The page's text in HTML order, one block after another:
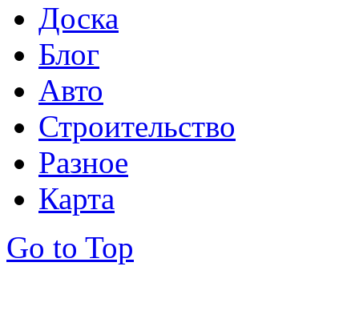
Доска
Блог
Авто
Строительство
Разное
Карта
Go to Top